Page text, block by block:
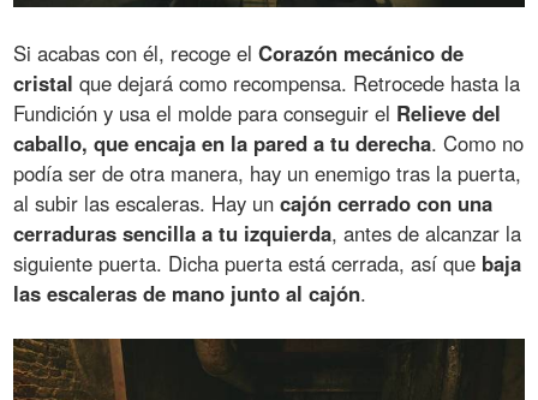
Si acabas con él, recoge elCorazón mecánico de
cristal que dejará como recompensa. Retrocede hasta la
Fundición y usa el molde para conseguir el Relieve del
caballo, que encaja en la pared a tu derecha. Como no
podía ser de otra manera, hay un enemigo tras la puerta,
al subir las escaleras. Hay uncajón cerrado con una
cerraduras sencilla a tu izquierda, antes de alcanzar la
siguiente puerta. Dicha puerta está cerrada, así que baja
las escaleras de mano junto al cajón.